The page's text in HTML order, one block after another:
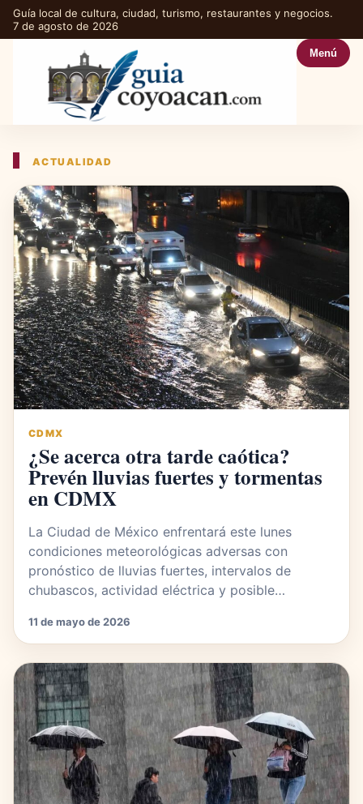
Guía local de cultura, ciudad, turismo, restaurantes y negocios.
7 de agosto de 2026
Menú
ACTUALIDAD
CDMX
¿Se acerca otra tarde caótica?
Prevén lluvias fuertes y tormentas
en CDMX
La Ciudad de México enfrentará este lunes
condiciones meteorológicas adversas con
pronóstico de lluvias fuertes, intervalos de
chubascos, actividad eléctrica y posible…
11 de mayo de 2026